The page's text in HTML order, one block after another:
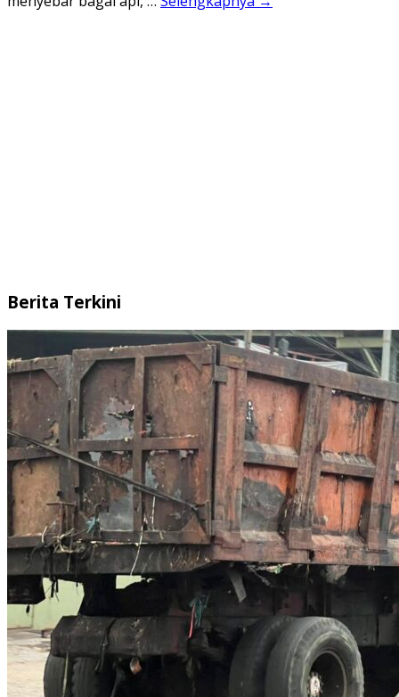
Berita Terkini